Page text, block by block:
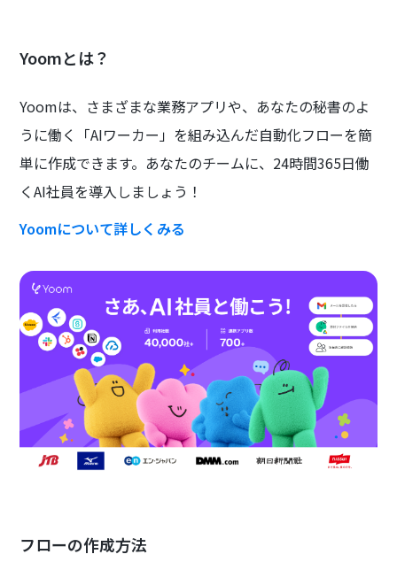
Yoomとは？
Yoomは、さまざまな業務アプリや、あなたの秘書のよ
うに働く「AIワーカー」を組み込んだ自動化フローを簡
単に作成できます。あなたのチームに、24時間365日働
くAI社員を導入しましょう！
Yoomについて詳しくみる
フローの作成方法